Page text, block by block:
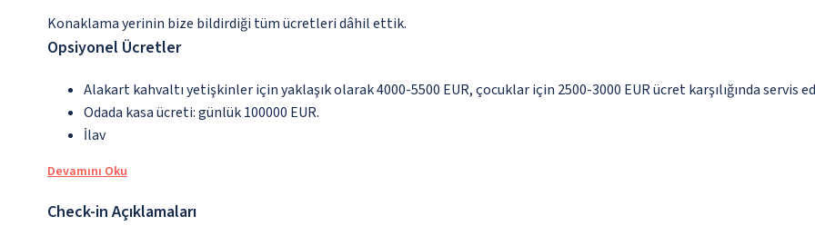
Konaklama yerinin bize bildirdiği tüm ücretleri dâhil ettik.
Opsiyonel Ücretler
Alakart kahvaltı yetişkinler için yaklaşık olarak 4000-5500 EUR, çocuklar için 2500-3000 EUR ücret karşılığında servis
Odada kasa ücreti: günlük 100000 EUR.
İlav
Devamını Oku
Check-in Açıklamaları